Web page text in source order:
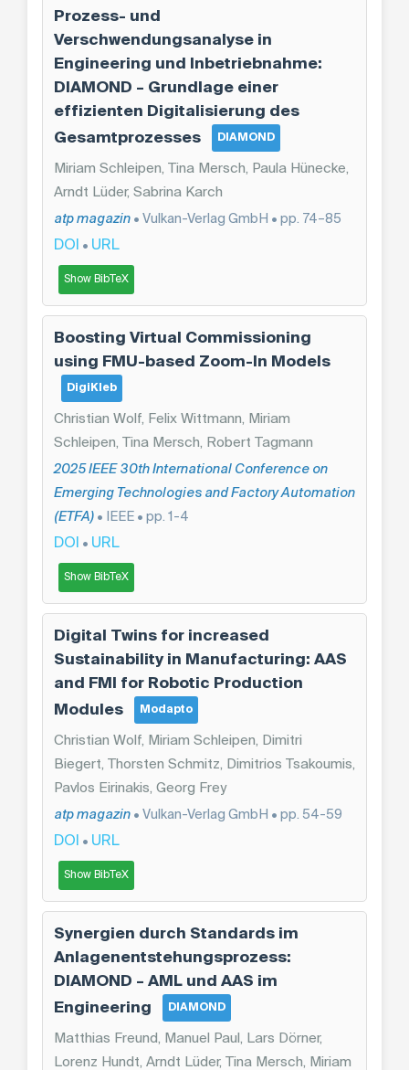
Prozess- und
Verschwendungsanalyse in
Engineering und Inbetriebnahme:
DIAMOND – Grundlage einer
effizienten Digitalisierung des
Gesamtprozesses
DIAMOND
Miriam Schleipen, Tina Mersch, Paula Hünecke,
Arndt Lüder, Sabrina Karch
atp magazin • Vulkan-Verlag GmbH • pp. 74–85
DOI • URL
Show BibTeX
Boosting Virtual Commissioning
using FMU-based Zoom-In Models
DigiKleb
Christian Wolf, Felix Wittmann, Miriam
Schleipen, Tina Mersch, Robert Tagmann
2025 IEEE 30th International Conference on
Emerging Technologies and Factory Automation
(ETFA) • IEEE • pp. 1-4
DOI • URL
Show BibTeX
Digital Twins for increased
Sustainability in Manufacturing: AAS
and FMI for Robotic Production
Modules
Modapto
Christian Wolf, Miriam Schleipen, Dimitri
Biegert, Thorsten Schmitz, Dimitrios Tsakoumis,
Pavlos Eirinakis, Georg Frey
atp magazin • Vulkan-Verlag GmbH • pp. 54-59
DOI • URL
Show BibTeX
Synergien durch Standards im
Anlagenentstehungsprozess:
DIAMOND – AML und AAS im
Engineering
DIAMOND
Matthias Freund, Manuel Paul, Lars Dörner,
Lorenz Hundt, Arndt Lüder, Tina Mersch, Miriam